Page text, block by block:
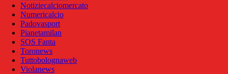
Notiziecalciomercato
Numericalcio
Padovasport
Pianetamilan
SOS Fanta
Toronews
Tuttobolognaweb
Violanews